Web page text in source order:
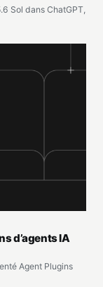
Sol dans ChatGPT,
d’agents IA
Agent Plugins